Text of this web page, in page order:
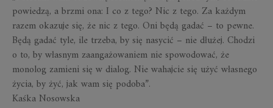
powiedzą, a brzmi ona: I co z tego? Nic z tego. Za każdym
razem okazuje się, że nic z tego. Oni będą gadać – to pewne.
Będą gadać tyle, ile trzeba, by się nasycić – nie dłużej. Chodzi
o to, by własnym zaangażowaniem nie spowodować, że
monolog zamieni się w dialog. Nie wahajcie się użyć własnego
życia, by żyć, jak wam się podoba”.
Kaśka Nosowska